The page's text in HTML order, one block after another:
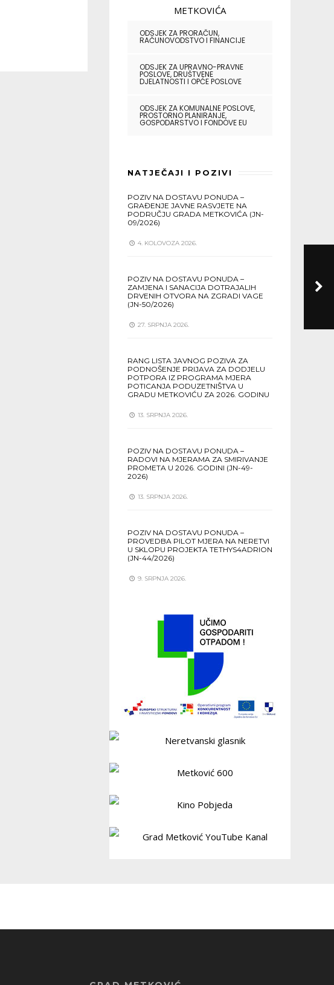
ODSJEK ZA PRORAČUN,
RAČUNOVODSTVO I FINANCIJE
ODSJEK ZA UPRAVNO-PRAVNE
POSLOVE, DRUŠTVENE
DJELATNOSTI I OPĆE POSLOVE
ODSJEK ZA KOMUNALNE POSLOVE,
PROSTORNO PLANIRANJE,
GOSPODARSTVO I FONDOVE EU
NATJEČAJI I POZIVI
POZIV NA DOSTAVU PONUDA –
GRAĐENJE JAVNE RASVJETE NA
PODRUČJU GRADA METKOVIĆA (JN-
09/2026)
4. KOLOVOZA 2026.
POZIV NA DOSTAVU PONUDA –
ZAMJENA I SANACIJA DOTRAJALIH
DRVENIH OTVORA NA ZGRADI VAGE
(JN-50/2026)
27. SRPNJA 2026.
RANG LISTA JAVNOG POZIVA ZA
PODNOŠENJE PRIJAVA ZA DODJELU
POTPORA IZ PROGRAMA MJERA
POTICANJA PODUZETNIŠTVA U
GRADU METKOVIĆU ZA 2026. GODINU
13. SRPNJA 2026.
POZIV NA DOSTAVU PONUDA –
RADOVI NA MJERAMA ZA SMIRIVANJE
PROMETA U 2026. GODINI (JN-49-
2026)
13. SRPNJA 2026.
POZIV NA DOSTAVU PONUDA –
PROVEDBA PILOT MJERA NA NERETVI
U SKLOPU PROJEKTA TETHYS4ADRION
(JN-44/2026)
9. SRPNJA 2026.